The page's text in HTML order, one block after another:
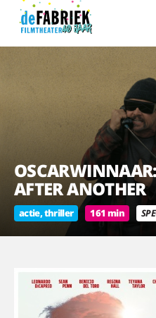
AFTER ANOTHER
actie, thriller 161 min